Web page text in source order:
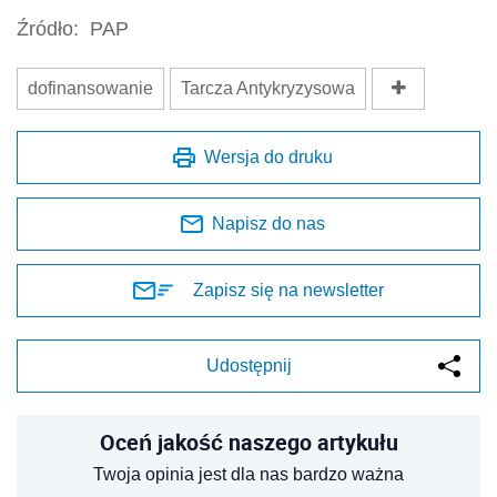
Źródło: PAP
dofinansowanie Tarcza Antykryzysowa
Wersja do druku
Napisz do nas
Zapisz się na newsletter
Udostępnij
Oceń jakość naszego artykułu
Twoja opinia jest dla nas bardzo ważna